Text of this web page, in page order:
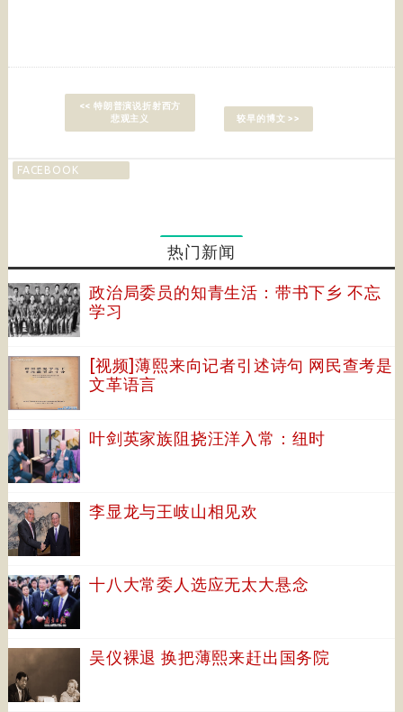
<< 特朗普演说折射西方
悲观主义
较早的博文 >>
FACEBOOK
热门新闻
政治局委员的知青生活：带书下乡 不忘
学习
[视频]薄熙来向记者引述诗句 网民查考是
文革语言
叶剑英家族阻挠汪洋入常：纽时
李显龙与王岐山相见欢
十八大常委人选应无太大悬念
吴仪裸退 换把薄熙来赶出国务院